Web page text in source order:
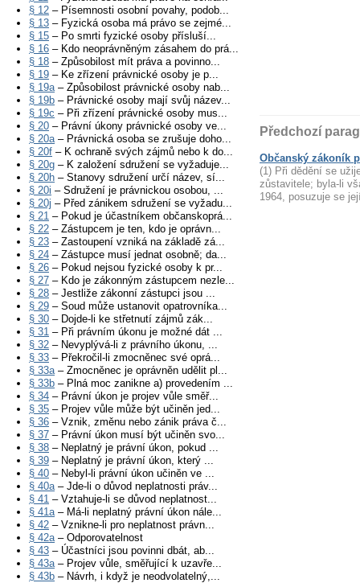
§ 12 – Písemnosti osobní povahy, podob...
§ 13 – Fyzická osoba má právo se zejmé...
§ 15 – Po smrti fyzické osoby přísluší...
§ 16 – Kdo neoprávněným zásahem do prá...
§ 18 – Způsobilost mít práva a povinno...
§ 19 – Ke zřízení právnické osoby je p...
§ 19a– Způsobilost právnické osoby nab...
§ 19b – Právnické osoby mají svůj název...
§ 19c – Při zřízení právnické osoby mus...
§ 20 – Právní úkony právnické osoby ve...
§ 20a– Právnická osoba se zrušuje doho...
§ 20f – K ochraně svých zájmů nebo k do...
§ 20g – K založení sdružení se vyžaduje...
§ 20h – Stanovy sdružení určí název, sí...
§ 20i – Sdružení je právnickou osobou, ...
§ 20j – Před zánikem sdružení se vyžadu...
§ 21 – Pokud je účastníkem občanskoprá...
§ 22 – Zástupcem je ten, kdo je oprávn...
§ 23 – Zastoupení vzniká na základě zá...
§ 24 – Zástupce musí jednat osobně; da...
§ 26 – Pokud nejsou fyzické osoby k pr...
§ 27 – Kdo je zákonným zástupcem nezle...
§ 28 – Jestliže zákonní zástupci jsou ...
§ 29 – Soud může ustanovit opatrovníka...
§ 30 – Dojde-li ke střetnutí zájmů zák...
§ 31 – Při právním úkonu je možné dát ...
§ 32 – Nevyplývá-li z právního úkonu, ...
§ 33 – Překročil-li zmocněnec své oprá...
§ 33a– Zmocněnec je oprávněn udělit pl...
§ 33b – Plná moc zanikne a) provedením ...
§ 34 – Právní úkon je projev vůle směř...
§ 35 – Projev vůle může být učiněn jed...
§ 36 – Vznik, změnu nebo zánik práva č...
§ 37 – Právní úkon musí být učiněn svo...
§ 38 – Neplatný je právní úkon, pokud ...
§ 39 – Neplatný je právní úkon, který ...
§ 40 – Nebyl-li právní úkon učiněn ve ...
§ 40a– Jde-li o důvod neplatnosti práv...
§ 41 – Vztahuje-li se důvod neplatnost...
§ 41a– Má-li neplatný právní úkon nále...
§ 42 – Vznikne-li pro neplatnost právn...
§ 42a– Odporovatelnost
§ 43 – Účastníci jsou povinni dbát, ab...
§ 43a– Projev vůle, směřující k uzavře...
§ 43b – Návrh, i když je neodvolatelný,...
Předchozí
Občanský zákoník
(1) Při dědění se
zůstavitele; byla-li
1964, posuzuje se